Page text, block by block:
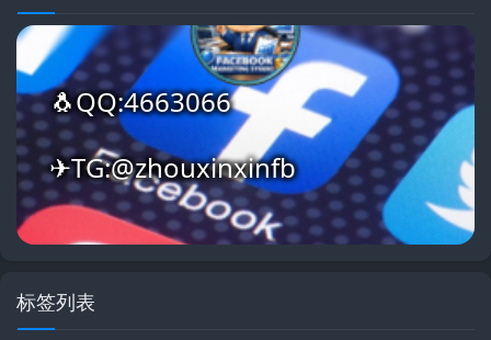
🐧QQ:4663066
✈TG:@zhouxinxinfb
标签列表